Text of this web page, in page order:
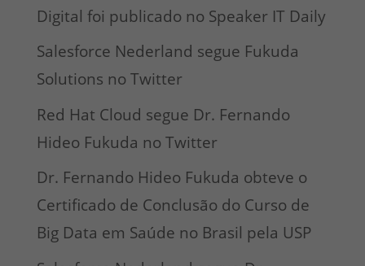
Digital foi publicado no Speaker IT Daily
Salesforce Nederland segue Fukuda
Solutions no Twitter
Red Hat Cloud segue Dr. Fernando
Hideo Fukuda no Twitter
Dr. Fernando Hideo Fukuda obteve o
Certificado de Conclusão do Curso de
Big Data em Saúde no Brasil pela USP